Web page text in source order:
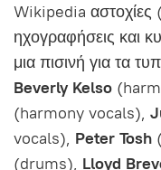
Wikipedia αστοχίες
ηχογραφήσεις και
μια πισινή για τα
Beverly Kelso
(harmony vocals),
vocals), Peter Tosh
(drums), Lloyd